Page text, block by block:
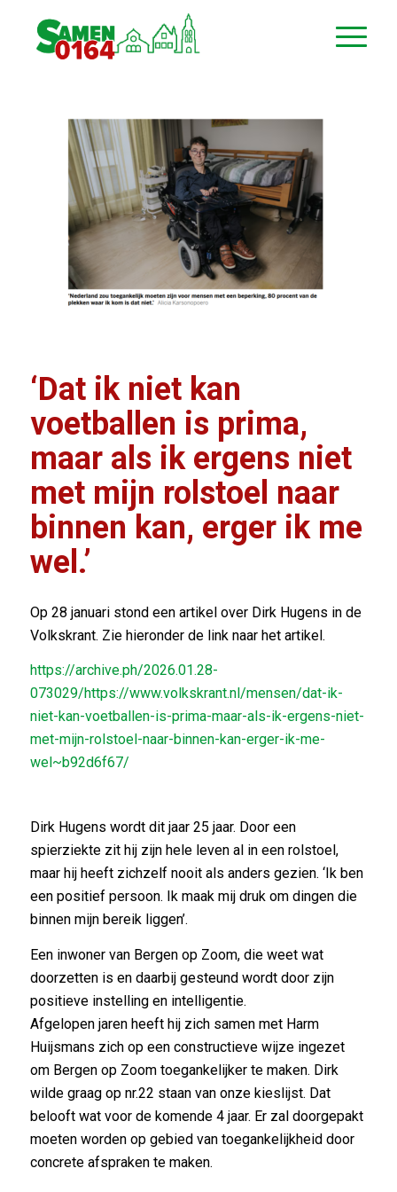
‘Dat ik niet kan
voetballen is prima,
maar als ik ergens niet
met mijn rolstoel naar
binnen kan, erger ik me
wel.’
Op 28 januari stond een artikel over Dirk Hugens in de
Volkskrant. Zie hieronder de link naar het artikel.
https://archive.ph/2026.01.28-
073029/https://www.volkskrant.nl/mensen/dat-ik-
niet-kan-voetballen-is-prima-maar-als-ik-ergens-niet-
met-mijn-rolstoel-naar-binnen-kan-erger-ik-me-
wel~b92d6f67/
Dirk Hugens wordt dit jaar 25 jaar. Door een
spierziekte zit hij zijn hele leven al in een rolstoel,
maar hij heeft zichzelf nooit als anders gezien. ‘Ik ben
een positief persoon. Ik maak mij druk om dingen die
binnen mijn bereik liggen’.
Een inwoner van Bergen op Zoom, die weet wat
doorzetten is en daarbij gesteund wordt door zijn
positieve instelling en intelligentie.
Afgelopen jaren heeft hij zich samen met Harm
Huijsmans zich op een constructieve wijze ingezet
om Bergen op Zoom toegankelijker te maken. Dirk
wilde graag op nr.22 staan van onze kieslijst. Dat
belooft wat voor de komende 4 jaar. Er zal doorgepakt
moeten worden op gebied van toegankelijkheid door
concrete afspraken te maken.